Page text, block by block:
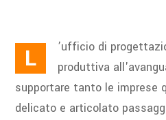
L
’ufficio di
produttiva
supportare tanto le imprese
delicato e articolato